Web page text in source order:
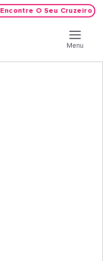
Encontre O Seu Cruzeiro
Menu